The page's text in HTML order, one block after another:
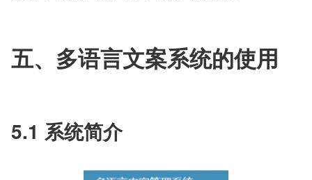
五、多语言文案系统的使用
5.1 系统简介